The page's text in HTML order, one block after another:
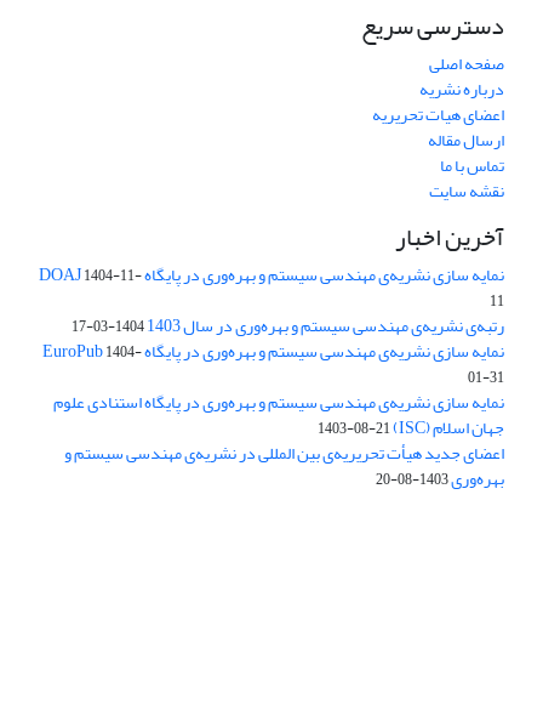
دسترسی سریع
صفحه اصلی
درباره نشریه
اعضای هیات تحریریه
ارسال مقاله
تماس با ما
نقشه سایت
آخرین اخبار
نمایه سازی نشریه‌ی مهندسی سیستم و بهره‌وری در پایگاه DOAJ1404-11-
11
رتبه‌ی نشریه‌ی مهندسی سیستم و بهره‌وری در سال 1403 1404-03-17
نمایه سازی نشریه‌ی مهندسی سیستم و بهره‌وری در پایگاه EuroPub1404-
01-31
نمایه سازی نشریه‌ی مهندسی سیستم و بهره‌وری در پایگاه استنادی علوم
جهان اسلام (ISC) 1403-08-21
اعضای جدید هیأت تحریریه‌ی بین المللی در نشریه‌ی مهندسی سیستم و
بهره‌وری1403-08-20